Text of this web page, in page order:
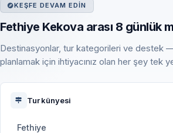
KEŞFE DEVAM EDIN
Fethiye Kekova arası 8 günlük
Destinasyonlar, tur kategorileri ve destek
planlamak için ihtiyacınız olan her şey tek
Tur künyesi
Fethiye